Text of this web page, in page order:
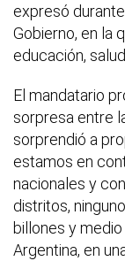
expresó
Gobierno, en la
educación,
El mandatario
sorpresa entre
sorprendió a
estamos en
nacionales y
distritos,
billones y
Argentina, en